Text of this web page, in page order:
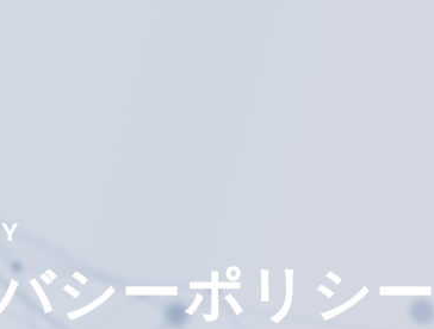
シーポリシー